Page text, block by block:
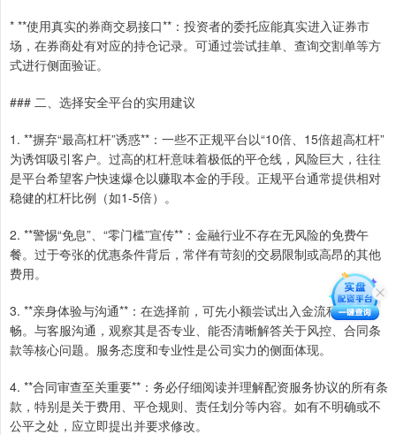
* **使用真实的券商交易接口**：投资者的委托应能真实进入证券市
场，在券商处有对应的持仓记录。可通过尝试挂单、查询交割单等方
式进行侧面验证。
### 二、选择安全平台的实用建议
1. **摒弃“最高杠杆”诱惑**：一些不正规平台以“10倍、15倍超高杠杆”
为诱饵吸引客户。过高的杠杆意味着极低的平仓线，风险巨大，往往
是平台希望客户快速爆仓以赚取本金的手段。正规平台通常提供相对
稳健的杠杆比例（如1-5倍）。
2. **警惕“免息”、“零门槛”宣传**：金融行业不存在无风险的免费午
餐。过于夸张的优惠条件背后，常伴有苛刻的交易限制或高昂的其他
费用。
3. **亲身体验与沟通**：在选择前，可先小额尝试出入金流程是否顺
畅。与客服沟通，观察其是否专业、能否清晰解答关于风控、合同条
款等核心问题。服务态度和专业性是公司实力的侧面体现。
4. **合同审查至关重要**：务必仔细阅读并理解配资服务协议的所有条
款，特别是关于费用、平仓规则、责任划分等内容。如有不明确或不
公平之处，应立即提出并要求修改。